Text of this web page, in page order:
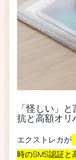
「怪しい」
抗と高額オリ
エクストレカが
時のSMS認証と